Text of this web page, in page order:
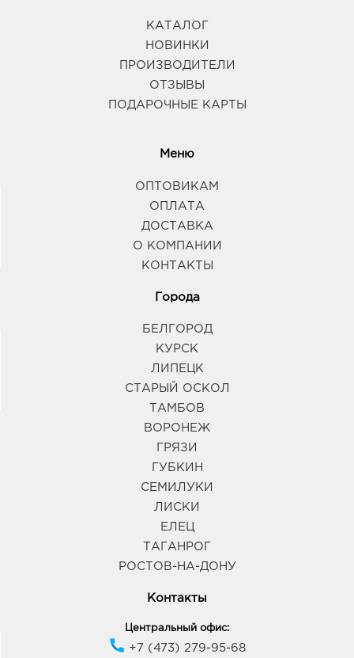
КАТАЛОГ
НОВИНКИ
ПРОИЗВОДИТЕЛИ
ОТЗЫВЫ
ПОДАРОЧНЫЕ КАРТЫ
Меню
ОПТОВИКАМ
ОПЛАТА
ДОСТАВКА
О КОМПАНИИ
КОНТАКТЫ
Города
БЕЛГОРОД
КУРСК
ЛИПЕЦК
СТАРЫЙ ОСКОЛ
ТАМБОВ
ВОРОНЕЖ
ГРЯЗИ
ГУБКИН
СЕМИЛУКИ
ЛИСКИ
ЕЛЕЦ
ТАГАНРОГ
РОСТОВ-НА-ДОНУ
Контакты
Центральный офис:
+7 (473) 279-95-68